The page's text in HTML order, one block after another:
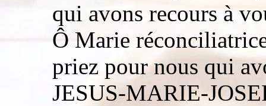
qui avons recours à
Ô Marie
priez pour nous qui
JESUS-MARIE-